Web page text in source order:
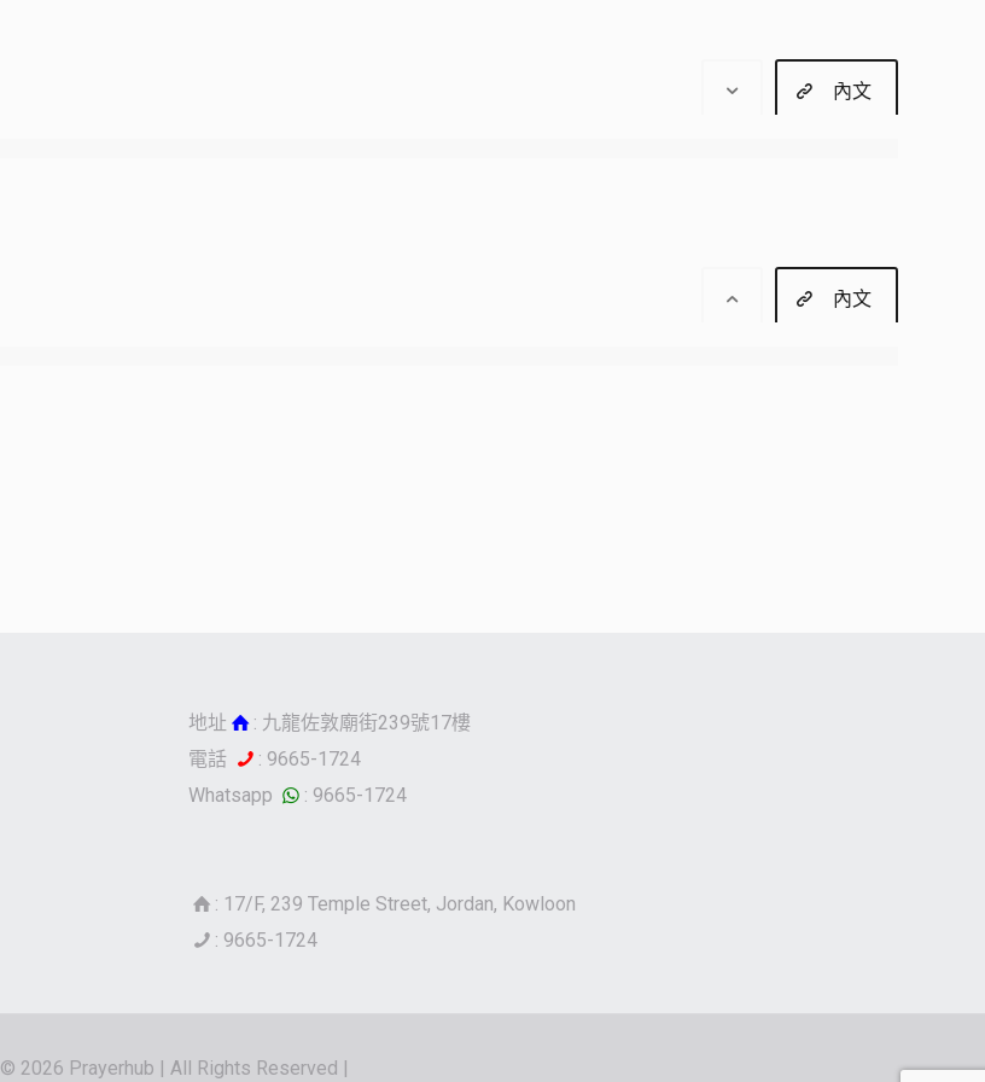
內文
內文
地址
: 九龍佐敦廟街239號17樓
電話
: 9665-1724
Whatsapp
: 9665-1724
: 17/F, 239 Temple Street, Jordan, Kowloon
: 9665-1724
© 2026 Prayerhub | All Rights Reserved |